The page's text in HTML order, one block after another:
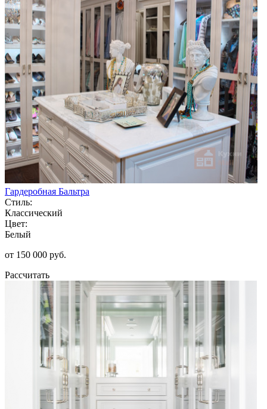
Гардеробная Бальтра
Стиль:
Классический
Цвет:
Белый
от 150 000 руб.
Рассчитать